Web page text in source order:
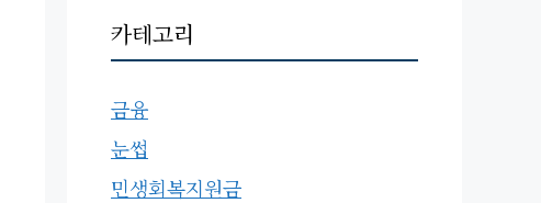
카테고리
금융
눈썹
민생회복지원금